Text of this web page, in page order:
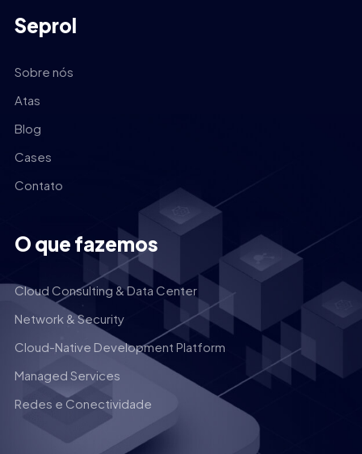
Seprol
Sobre nós
Atas
Blog
Cases
Contato
O que fazemos
Cloud Consulting & Data Center
Network & Security
Cloud-Native Development Platform
Managed Services
Redes e Conectividade